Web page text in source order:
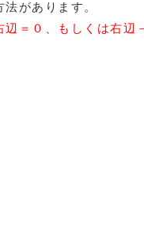
があります。
＝０、もしくは右